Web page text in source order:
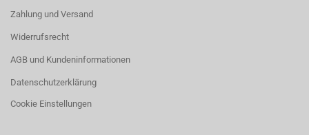
Zahlung und Versand
Widerrufsrecht
AGB und Kundeninformationen
Datenschutzerklärung
Cookie Einstellungen